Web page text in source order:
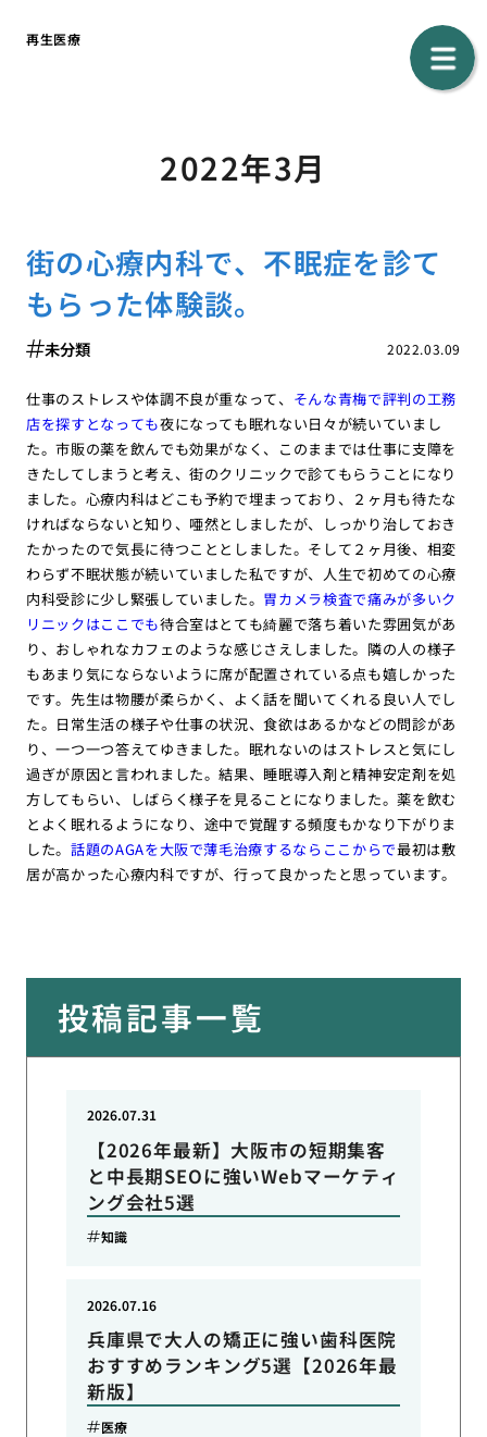
再生医療
2022年3月
街の心療内科で、不眠症を診て
もらった体験談。
2022.03.09
未分類
仕事のストレスや体調不良が重なって、 そんな青梅で評判の工務
店を探すとなっても夜になっても眠れない日々が続いていまし
た。市販の薬を飲んでも効果がなく、このままでは仕事に支障を
きたしてしまうと考え、街のクリニックで診てもらうことになり
ました。心療内科はどこも予約で埋まっており、２ヶ月も待たな
ければならないと知り、唖然としましたが、しっかり治しておき
たかったので気長に待つこととしました。そして２ヶ月後、相変
わらず不眠状態が続いていました私ですが、人生で初めての心療
内科受診に少し緊張していました。 胃カメラ検査で痛みが多いク
リニックはここでも待合室はとても綺麗で落ち着いた雰囲気があ
り、おしゃれなカフェのような感じさえしました。隣の人の様子
もあまり気にならないように席が配置されている点も嬉しかった
です。先生は物腰が柔らかく、よく話を聞いてくれる良い人でし
た。日常生活の様子や仕事の状況、食欲はあるかなどの問診があ
り、一つ一つ答えてゆきました。眠れないのはストレスと気にし
過ぎが原因と言われました。結果、睡眠導入剤と精神安定剤を処
方してもらい、しばらく様子を見ることになりました。薬を飲む
とよく眠れるようになり、途中で覚醒する頻度もかなり下がりま
した。 話題のAGAを大阪で薄毛治療するならここからで最初は敷
居が高かった心療内科ですが、行って良かったと思っています。
投稿記事一覧
【2026年最新】大阪市の短期集客
と中長期SEOに強いWebマーケティ
ング会社5選
2026.07.31
知識
兵庫県で大人の矯正に強い歯科医院
おすすめランキング5選【2026年最
新版】
2026.07.16
医療